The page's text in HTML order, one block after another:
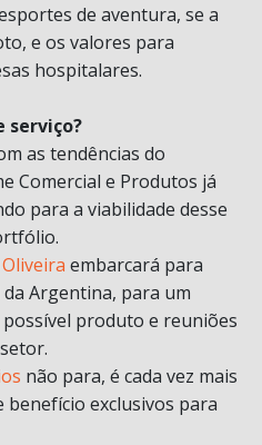
de aventura, se a
e os valores para
hospitalares.
serviço?
as tendências do
Comercial e Produtos já
para a viabilidade desse
embarcará para
Argentina, para um
produto e reuniões
não para, é cada vez mais
benefício exclusivos para